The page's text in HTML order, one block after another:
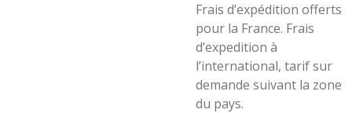
Frais d’expédition offerts
pour la France. Frais
d’expedition à
l’international, tarif sur
demande suivant la zone
du pays.